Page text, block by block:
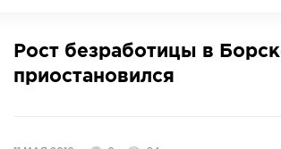
НОВОСТИ
СПРАВОЧНИК
Рост безработицы в
приостановился